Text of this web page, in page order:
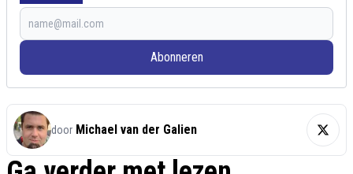
Abonneren
door Michael van der Galien